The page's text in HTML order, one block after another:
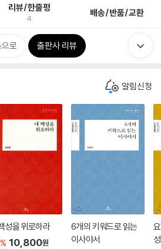
리뷰/한줄평
4 배송/반품/교환
로 출판사 리뷰
알림신청
성을 위로하라
% 10,800원
6개의 키워드로 읽는
이사야서